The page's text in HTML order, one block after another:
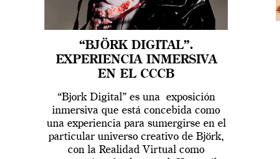
“BJÖRK DIGITAL”.
EXPERIENCIA INMERSIVA
EN EL CCCB
“Bjork Digital” es una exposición
inmersiva que está concebida como
una experiencia para sumergirse en el
particular universo creativo de Björk,
con la Realidad Virtual como